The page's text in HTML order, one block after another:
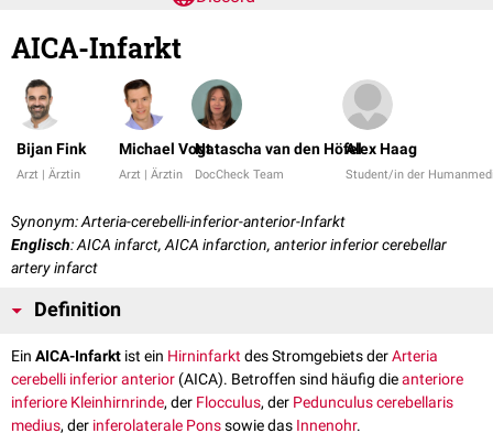
AICA-Infarkt
Bijan Fink
Arzt | Ärztin
Michael Vogt
Arzt | Ärztin
Natascha van den Höfel
DocCheck Team
Alex Haag
Student/in der
Synonym: Arteria-cerebelli-inferior-anterior-Infarkt
Englisch: AICA infarct, AICA infarction, anterior inferior cerebellar
artery infarct
Definition
Ein AICA-Infarkt ist ein Hirninfarktdes Stromgebiets derArteria
cerebelli inferior anterior (AICA). Betroffen sind häufig dieanteriore
inferiore Kleinhirnrinde, der Flocculus, der Pedunculus cerebellaris
medius, der inferolaterale Ponssowie das Innenohr.